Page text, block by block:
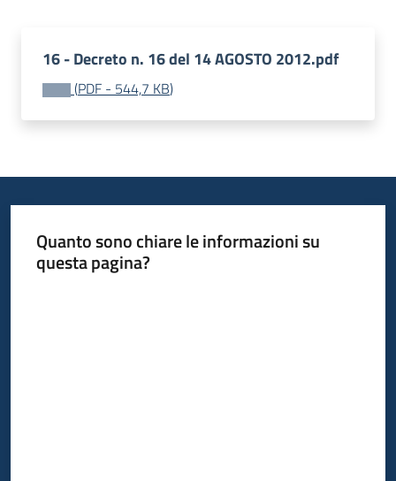
16 - Decreto n. 16 del 14 AGOSTO 2012.pdf
(PDF - 544,7 KB)
Quanto sono chiare le informazioni su
questa pagina?